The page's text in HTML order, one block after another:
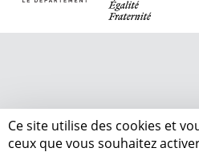
Ce site utilise des cookies et
ceux que vous souhaitez